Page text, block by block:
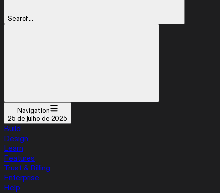
Search...
Navigation
25 de julho de 2025
Build
Design
Learn
Features
Trust & Billing
Enterprise
Help